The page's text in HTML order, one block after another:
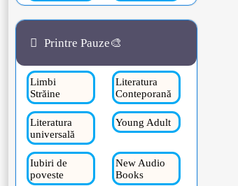
Printre Pauze🎨
Limbi
Străine
Literatura
Conteporană
Literatura
universală
Young Adult
Iubiri de
poveste
New Audio
Books